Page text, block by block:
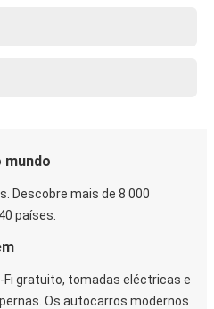
mundo
Descobre mais de 8 000
países.
Fi gratuito, tomadas eléctricas e
Os autocarros modernos